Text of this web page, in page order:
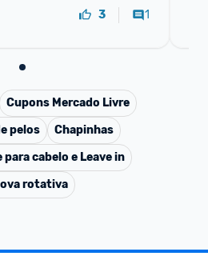
3 1
Cupons Mercado Livre
pelos
Chapinhas
para cabelo e Leave in
rotativa